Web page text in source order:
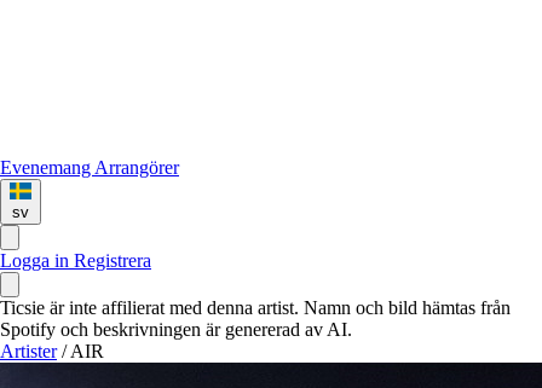
Evenemang Arrangörer
sv
Logga in Registrera
Ticsie är inte affilierat med denna artist. Namn och bild hämtas från
Spotify och beskrivningen är genererad av AI.
Artister / AIR